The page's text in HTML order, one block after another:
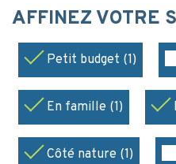
AFFINEZ VOTRE
Petit budget (1)
En famille (1)
Côté nature (1)